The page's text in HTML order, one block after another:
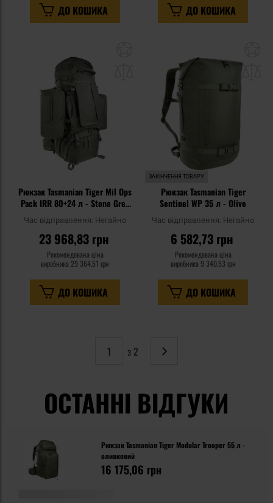
ДО КОШИКА ДО КОШИКА
списку
уподобань
Рюкзак Tasmanian Tiger Mil Ops
Pack IRR 80+24 л - Stone Grey
Час відправлення: Негайно
23 968,83 грн
Рекомендована ціна
виробника 29 364,51 грн
ДО КОШИКА
ЗАКІНЧЕННЯ ТОВАРУ
Рюкзак Tasmanian Tiger
Sentinel WP 35 л - Olive
Час відправлення: Негайно
6 582,73 грн
Рекомендована ціна
виробника 9 340,53 грн
ДО КОШИКА
з 2
Сторінка
Наступне
ОСТАННІ ВІДГУКИ
Рюкзак Tasmanian Tiger Modular Trooper 55 л -
оливковий
16 175,06 грн